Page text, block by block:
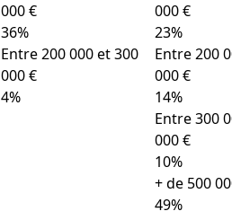
000 €
36%
Entre 200 000 et 300
000 €
4%
000 €
23%
Entre 200
000 €
14%
Entre 300
000 €
10%
+ de 500
49%